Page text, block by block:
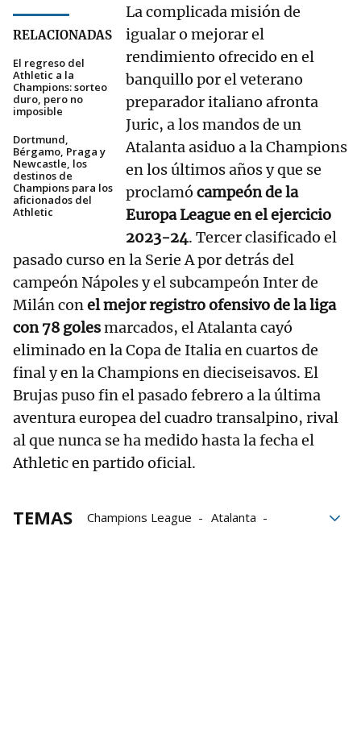
RELACIONADAS
El regreso del
Athletic a la
Champions: sorteo
duro, pero no
imposible
Dortmund,
Bérgamo, Praga y
Newcastle, los
destinos de
Champions para los
aficionados del
Athletic
La complicada misión de
igualar o mejorar el
rendimiento ofrecido en el
banquillo por el veterano
preparador italiano afronta
Juric, a los mandos de un
Atalanta asiduo a la Champions
en los últimos años y que se
proclamó campeón de la
Europa League en el ejercicio
2023-24. Tercer clasificado el
pasado curso en la Serie A por detrás del
campeón Nápoles y el subcampeón Inter de
Milán conel mejor registro ofensivo de la liga
con 78 golesmarcados, el Atalanta cayó
eliminado en la Copa de Italia en cuartos de
final y en la Champions en dieciseisavos. El
Brujas puso fin el pasado febrero a la última
aventura europea del cuadro transalpino, rival
al que nunca se ha medido hasta la fecha el
Athletic en partido oficial.
TEMAS Champions League
Atalanta